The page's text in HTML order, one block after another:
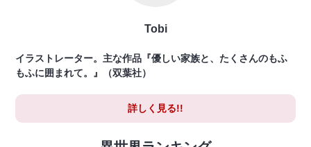
Tobi
イラストレーター。主な作品『優しい家族と、たくさんのもふ
もふに囲まれて。』（双葉社）
詳しく見る!!